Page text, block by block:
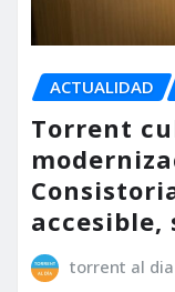
ACTUALIDAD
Torrent
torrent al dia